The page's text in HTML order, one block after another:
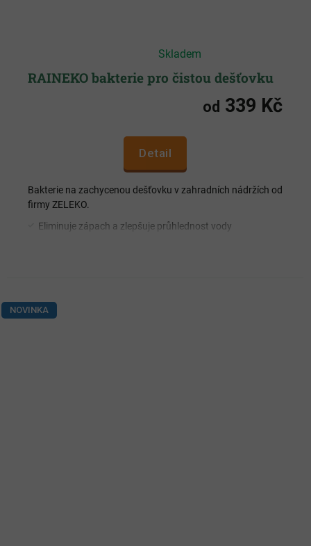
RAINEKO bakterie pro čistou dešťovku
je
4,9
Skladem
od 339 Kč
Detail
Bakterie na zachycenou dešťovku v zahradních nádržích od
firmy ZELEKO.
Eliminuje zápach a zlepšuje průhlednost vody
Obsažené mikroorganismy pozitivně působí na rostliny
Ošetřená zálivka zlepšuje půdní prostředí a vitalitu rostlin
NOVINKA